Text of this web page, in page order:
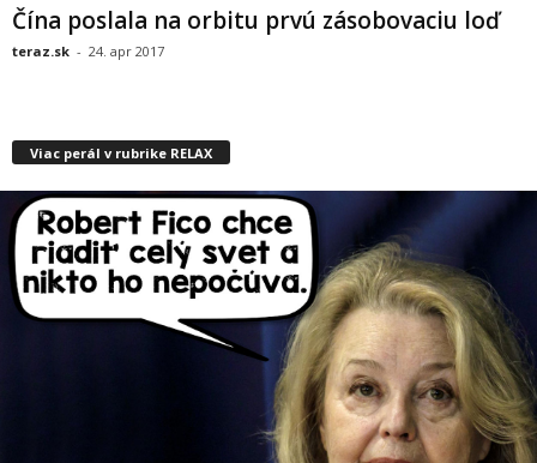
Čína poslala na orbitu prvú zásobovaciu loď
teraz.sk - 24. apr 2017
Viac perál v rubrike RELAX